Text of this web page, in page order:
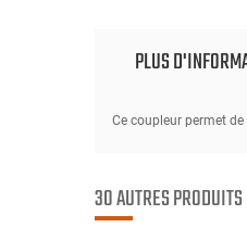
PLUS
Ce coupleur permet
30 AUTRES